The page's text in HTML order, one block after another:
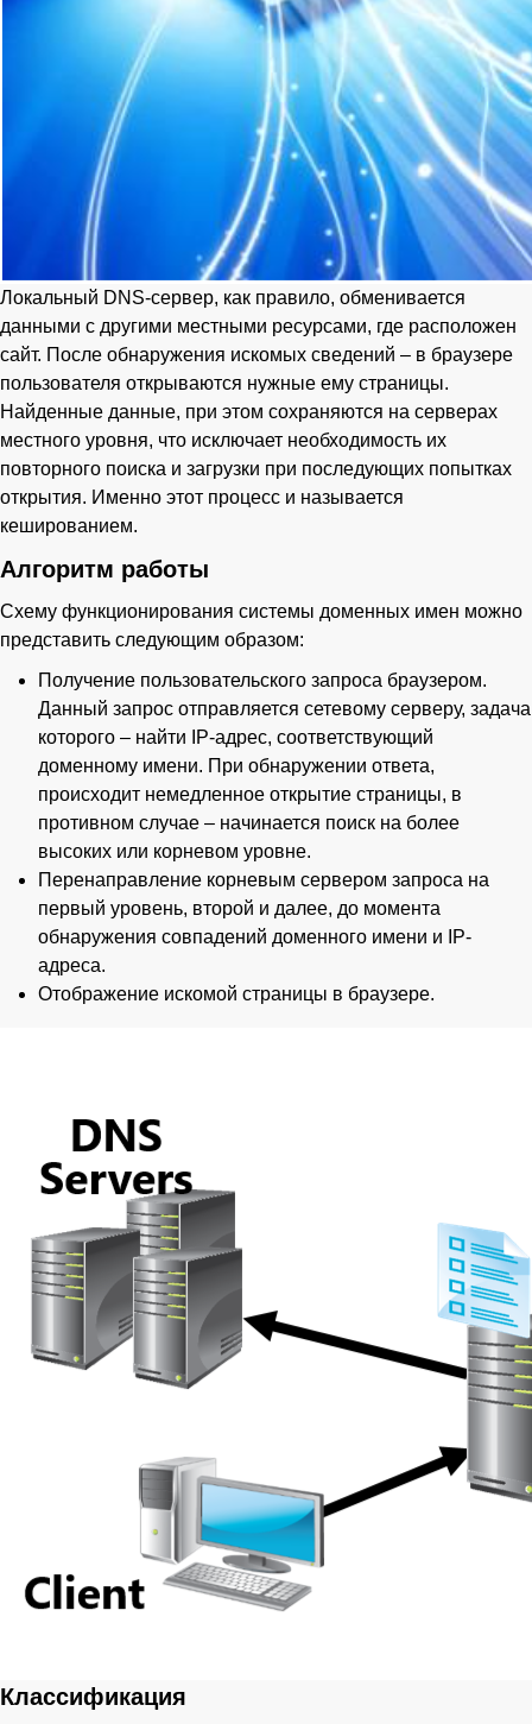
Локальный DNS-сервер, как правило, обменивается
данными с другими местными ресурсами, где расположен
сайт. После обнаружения искомых сведений – в браузере
пользователя открываются нужные ему страницы.
Найденные данные, при этом сохраняются на серверах
местного уровня, что исключает необходимость их
повторного поиска и загрузки при последующих попытках
открытия. Именно этот процесс и называется
кешированием.
Алгоритм работы
Схему функционирования системы доменных имен можно
представить следующим образом:
Получение пользовательского запроса браузером.
Данный запрос отправляется сетевому серверу, задача
которого – найти IP-адрес, соответствующий
доменному имени. При обнаружении ответа,
происходит немедленное открытие страницы, в
противном случае – начинается поиск на более
высоких или корневом уровне.
Перенаправление корневым сервером запроса на
первый уровень, второй и далее, до момента
обнаружения совпадений доменного имени и IP-
адреса.
Отображение искомой страницы в браузере.
Классификация